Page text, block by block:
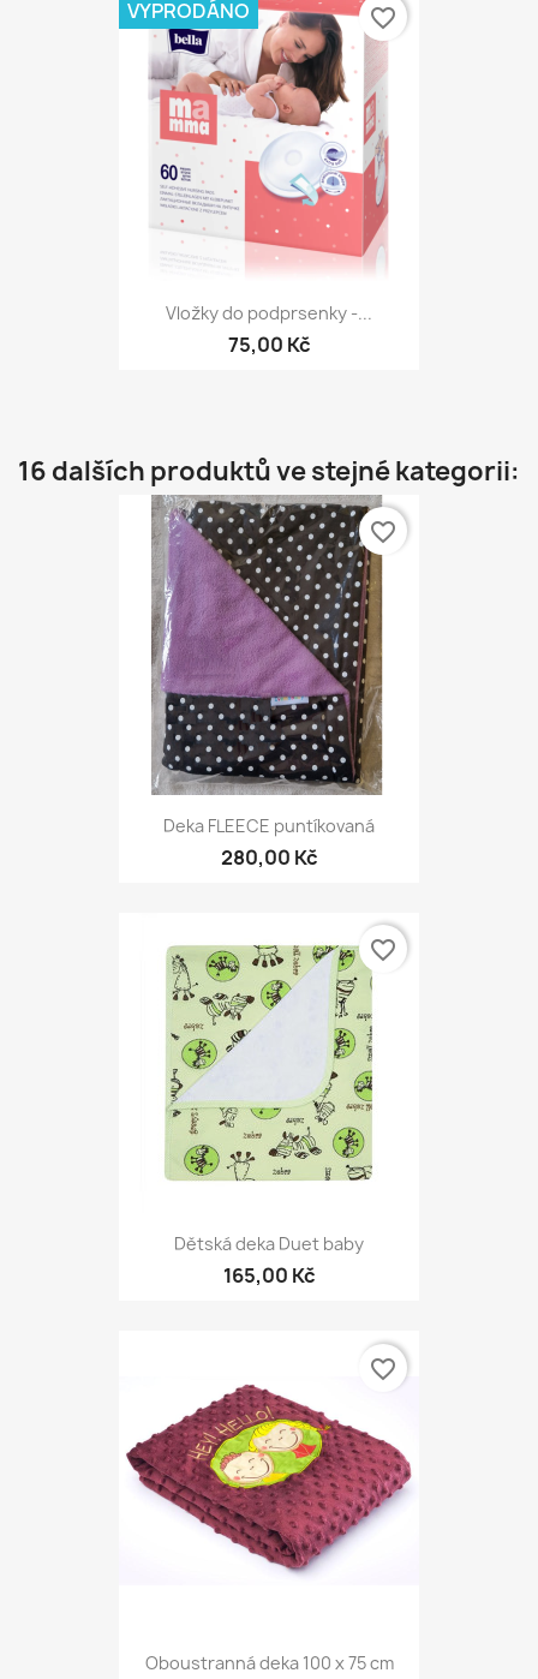
Vložky do podprsenky -...
75,00 Kč
VYPRODÁNO favorite_border
16 dalších produktů ve stejné kategorii:
Deka FLEECE puntíkovaná
280,00 Kč
favorite_border
Dětská deka Duet baby
165,00 Kč
favorite_border
Oboustranná deka 100 x 75 cm
favorite_border